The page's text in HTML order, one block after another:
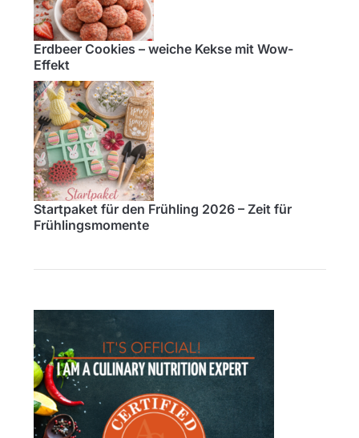
Erdbeer Cookies – weiche Kekse mit Wow-
Effekt
Startpaket für den Frühling 2026 – Zeit für
Frühlingsmomente